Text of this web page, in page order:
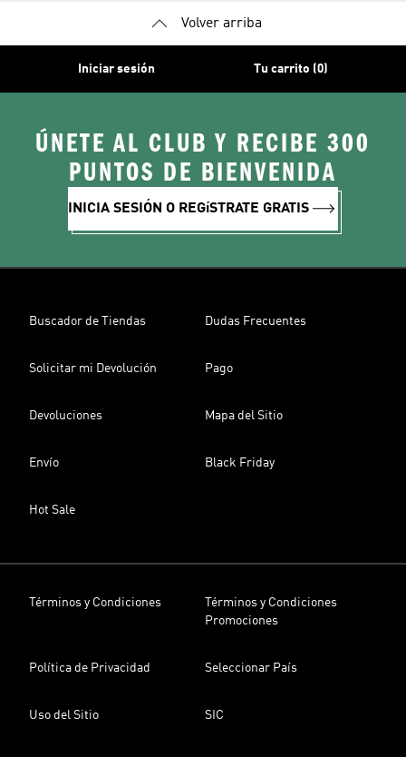
Volver arriba
Iniciar sesión Tu carrito (0)
ÚNETE AL CLUB Y RECIBE 300
PUNTOS DE BIENVENIDA
INICIA SESIÓN O REGíSTRATE GRATIS
Buscador de Tiendas Dudas Frecuentes
Solicitar mi Devolución Pago
Devoluciones Mapa del Sitio
Envío Black Friday
Hot Sale
Términos y Condiciones
Términos y Condiciones
Promociones
Política de Privacidad Seleccionar País
Uso del Sitio SIC